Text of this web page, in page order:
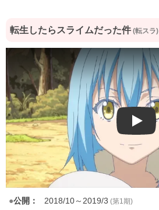
転生したらスライムだった件 (転スラ)
Play
●公開： 2018/10～2019/3 (第1期)